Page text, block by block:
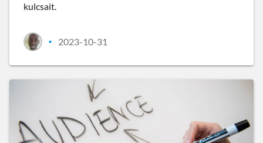
kulcsait.
• 2023-10-31